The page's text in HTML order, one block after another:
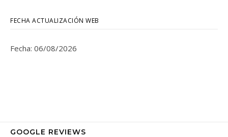
FECHA ACTUALIZACIÓN WEB
Fecha: 06/08/2026
GOOGLE REVIEWS